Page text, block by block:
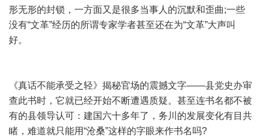
形无形的封锁，一方面又是很多当事人的沉默和歪曲;一些
没有“文革”经历的所谓专家学者甚至还在为“文革”大声叫
好。
《真话不能承受之轻》揭秘官场的震撼文字——县党史办审
查此书时，它就已经开始不断遭遇质疑。甚至连书名都不被
有的县领导认可：建国六十多年了，务川的发展变化有目共
睹，难道就只能用“沧桑”这样的字眼来作书名吗?